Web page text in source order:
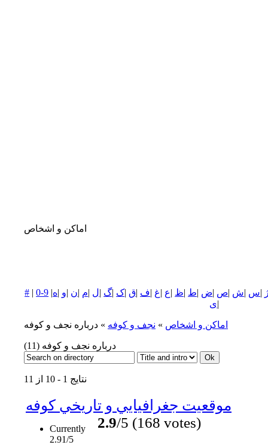
اماکن و اشخاص
# |0-9 | |س |ش |ص |ض |ط |ظ |ع |غ |ف |ق |ک |گ |ل |م |ن |و |ه
|ی
اماکن و اشخاص » نجف و كوفه » درباره نجف و كوفه
درباره نجف و كوفه (11)
نتایج 1 - 10 از 11
موقعيت جغرافيايي و تاريخي كوفه
Currently
2.91/5
2.9/5 (168 votes)